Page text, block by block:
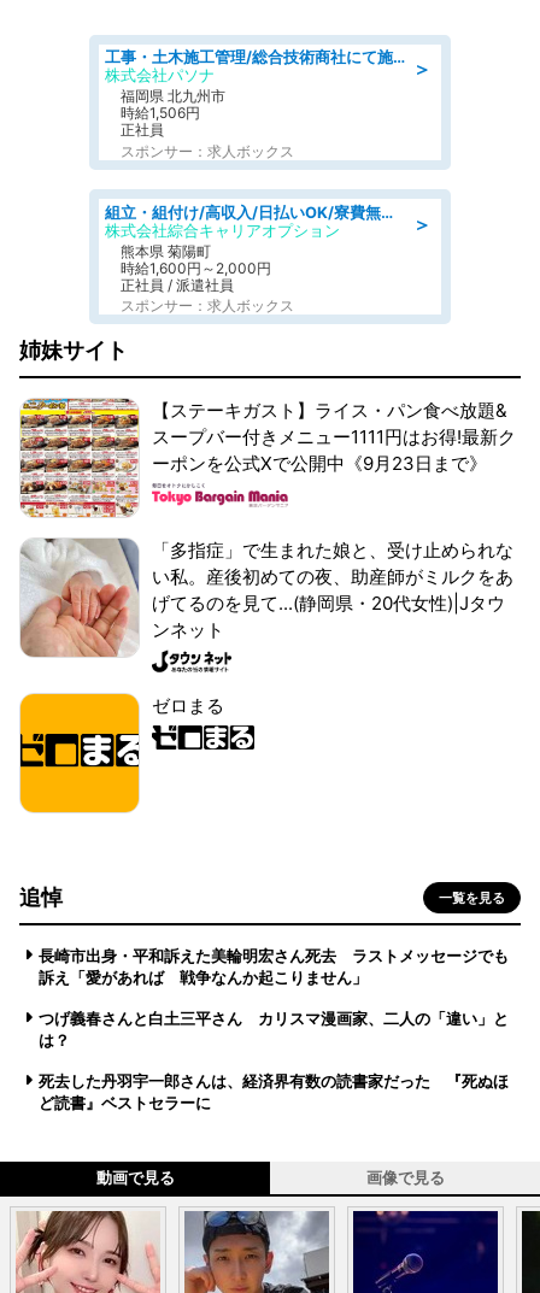
＞
工事・土木施工管理/総合技術商社にて施工管理のお仕事/即日勤務可/車通勤可/工事・土木施工管理/生産・品質管理
株式会社パソナ
福岡県 北九州市
時給1,506円
正社員
スポンサー：求人ボックス
＞
組立・組付け/高収入/日払いOK/寮費無料/交替制/20・30・40代活躍中
株式会社綜合キャリアオプション
熊本県 菊陽町
時給1,600円～2,000円
正社員 / 派遣社員
スポンサー：求人ボックス
姉妹サイト
【ステーキガスト】ライス・パン食べ放題&
スープバー付きメニュー1111円はお得!最新ク
ーポンを公式Xで公開中《9月23日まで》
「多指症」で生まれた娘と、受け止められな
い私。産後初めての夜、助産師がミルクをあ
げてるのを見て...(静岡県・20代女性)|Jタウ
ンネット
ゼロまる
追悼 一覧を見る
長崎市出身・平和訴えた美輪明宏さん死去 ラストメッセージでも
訴え「愛があれば 戦争なんか起こりません」
つげ義春さんと白土三平さん カリスマ漫画家、二人の「違い」と
は？
死去した丹羽宇一郎さんは、経済界有数の読書家だった 『死ぬほ
ど読書』ベストセラーに
動画で見る 画像で見る